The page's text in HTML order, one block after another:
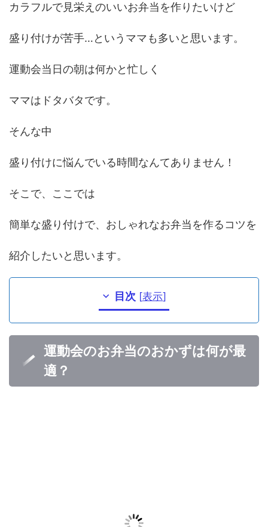
カラフルで見栄えのいいお弁当を作りたいけど
盛り付けが苦手…というママも多いと思います。
運動会当日の朝は何かと忙しく
ママはドタバタです。
そんな中
盛り付けに悩んでいる時間なんてありません！
そこで、ここでは
簡単な盛り付けで、おしゃれなお弁当を作るコツを
紹介したいと思います。
目次 [表示]
運動会のお弁当のおかずは何が最
適？